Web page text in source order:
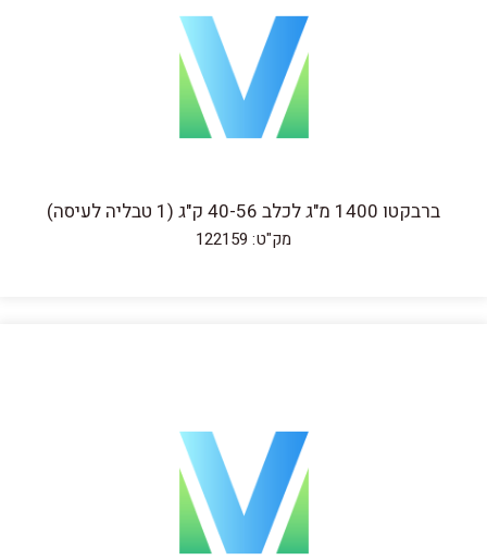
ברבקטו 1400 מ"ג לכלב 40-56 ק"ג (1 טבליה לעיסה)
מק"ט: 122159